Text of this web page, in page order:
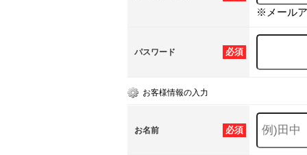
※メール
必須
パスワード
お客様情報の入力
必須
お名前